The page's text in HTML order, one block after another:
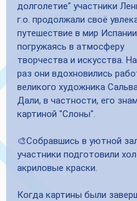
долголетие" участники
г.о. продолжали своё
путешествие в мир
погружаясь в атмосферу
творчества и искусства.
раз они вдохновились
великого художника
Дали, в частности, его
картиной "Слоны".
🎨Собравшись в уютной
участники подготовили
акриловые краски.
Когда картины были